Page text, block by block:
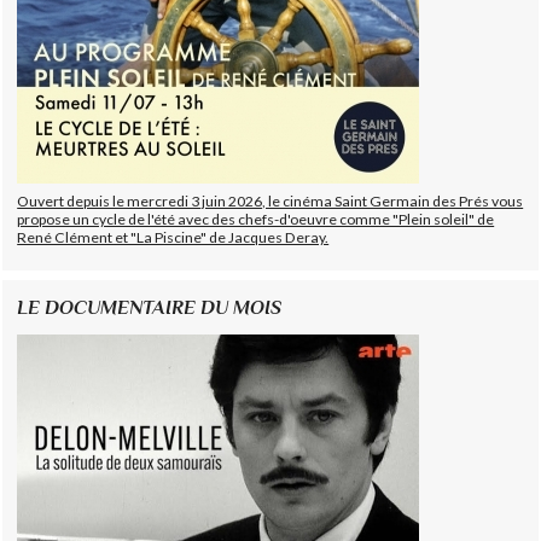
Ouvert depuis le mercredi 3 juin 2026, le cinéma Saint Germain des Prés vous
propose un cycle de l'été avec des chefs-d'oeuvre comme "Plein soleil" de
René Clément et "La Piscine" de Jacques Deray.
LE DOCUMENTAIRE DU MOIS